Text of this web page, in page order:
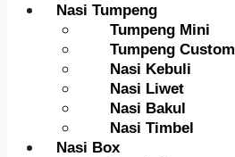
Nasi Tumpeng
Tumpeng Mini
Tumpeng Custom
Nasi Kebuli
Nasi Liwet
Nasi Bakul
Nasi Timbel
Nasi Box